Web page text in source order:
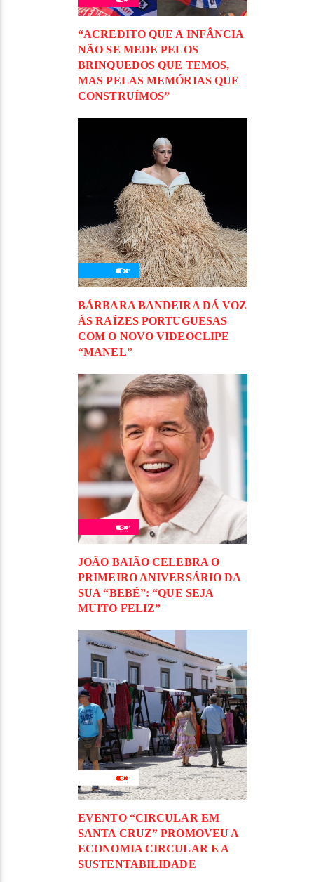
“ACREDITO QUE A INFÂNCIA
NÃO SE MEDE PELOS
BRINQUEDOS QUE TEMOS,
MAS PELAS MEMÓRIAS QUE
CONSTRUÍMOS”
BÁRBARA BANDEIRA DÁ VOZ
ÀS RAÍZES PORTUGUESAS
COM O NOVO VIDEOCLIPE
“MANEL”
JOÃO BAIÃO CELEBRA O
PRIMEIRO ANIVERSÁRIO DA
SUA “BEBÉ”: “QUE SEJA
MUITO FELIZ”
EVENTO “CIRCULAR EM
SANTA CRUZ” PROMOVEU A
ECONOMIA CIRCULAR E A
SUSTENTABILIDADE